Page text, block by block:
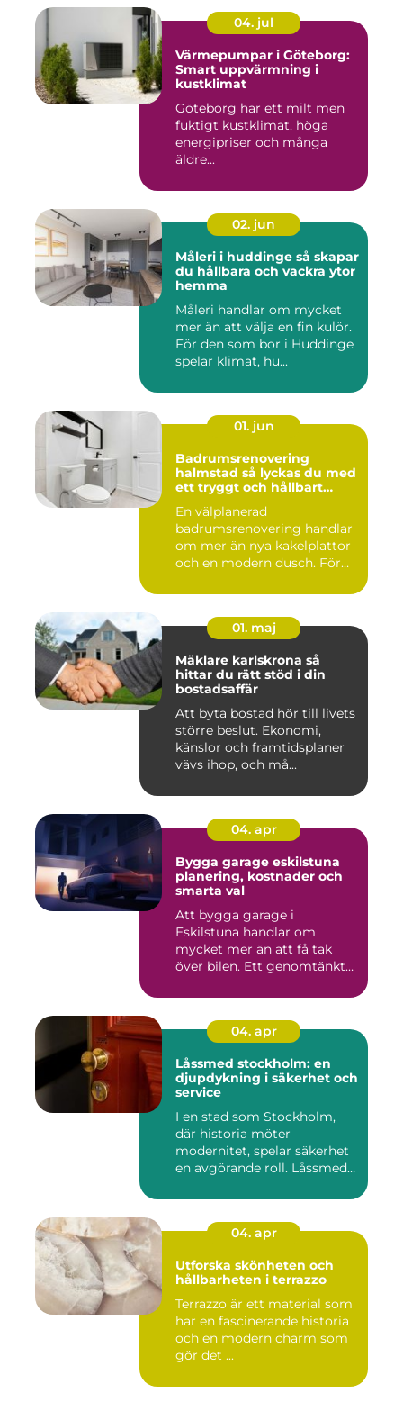
04. jul
Värmepumpar i Göteborg:
Smart uppvärmning i
kustklimat
Göteborg har ett milt men
fuktigt kustklimat, höga
energipriser och många
äldre...
02. jun
Måleri i huddinge så skapar
du hållbara och vackra ytor
hemma
Måleri handlar om mycket
mer än att välja en fin kulör.
För den som bor i Huddinge
spelar klimat, hu...
01. jun
Badrumsrenovering
halmstad så lyckas du med
ett tryggt och hållbart
En välplanerad
badrumsrenovering handlar
om mer än nya kakelplattor
och en modern dusch. För
01. maj
Mäklare karlskrona så
hittar du rätt stöd i din
bostadsaffär
Att byta bostad hör till livets
större beslut. Ekonomi,
känslor och framtidsplaner
vävs ihop, och må...
04. apr
Bygga garage eskilstuna
planering, kostnader och
smarta val
Att bygga garage i
Eskilstuna handlar om
mycket mer än att få tak
över bilen. Ett genomtänkt
04. apr
Låssmed stockholm: en
djupdykning i säkerhet och
service
I en stad som Stockholm,
där historia möter
modernitet, spelar säkerhet
en avgörande roll. Låssmed
04. apr
Utforska skönheten och
hållbarheten i terrazzo
Terrazzo är ett material som
har en fascinerande historia
och en modern charm som
gör det ...